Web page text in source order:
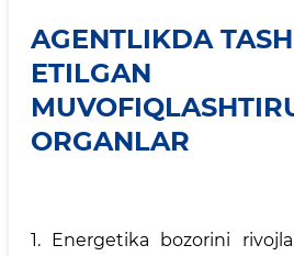
AGENTLIKDA
ETILGAN
ORGANLAR
1. Energetika bozorini